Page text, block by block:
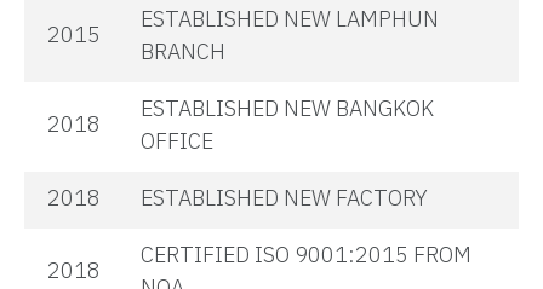
2015
ESTABLISHED NEW LAMPHUN
BRANCH
2018
ESTABLISHED NEW BANGKOK
OFFICE
2018
ESTABLISHED NEW FACTORY
2018
CERTIFIED ISO 9001:2015 FROM